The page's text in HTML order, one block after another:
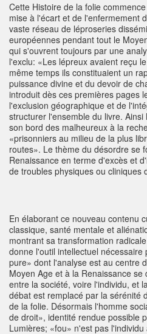
Cette Histoire de la folie
mise à l'écart et de l'enfermement
vaste réseau de léproseries
européennes pendant tout le
qui s'ouvrent toujours par une
l'exclu: «Les lépreux avaient reçu
même temps ils constituaient un
puissance divine et du devoir de
introduit dès ces premières pages
l'exclusion géographique et de
structurer l'ensemble du livre.
son bord des malheureux à la
«prisonniers au milieu de la plus
routes». Le thème du désordre se
Renaissance en terme d'excès et
de troubles physiques ou cliniques
En élaborant ce nouveau contenu
classique, santé mentale et
montrant sa transformation
donne l'outil intellectuel
pure» dont l'analyse est au centre
Moyen Age et à la Renaissance
entre la société, voire l'individu, et
débat est remplacé par la sérénité
de la folie. Désormais l'homme
de droit», identité rendue possible
Lumières; «fou» n'est pas